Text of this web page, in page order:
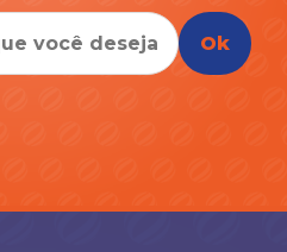
Ok